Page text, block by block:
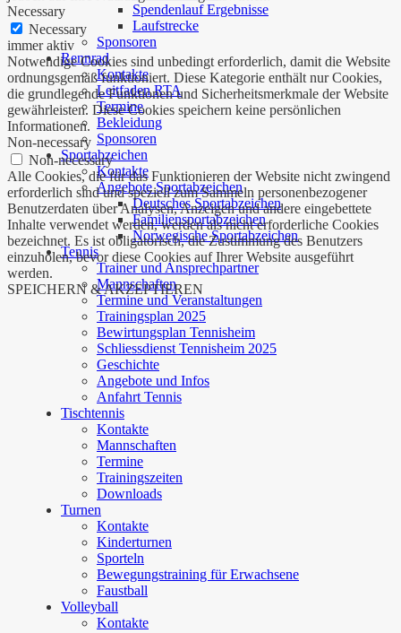
Spendenlauf Ergebnisse
Laufstrecke
Sponsoren
Rennrad
Kontakte
Leitfaden RTA
Termine
Bekleidung
Sponsoren
Sportabzeichen
Kontakte
Angebote Sportabzeichen
Deutsches Sportabzeichen
Familiensportabzeichen
Norwegische Sportabzeichen
Tennis
Trainer und Ansprechpartner
Mannschaften
Termine und Veranstaltungen
Trainingsplan 2025
Bewirtungsplan Tennisheim
Schliessdienst Tennisheim 2025
Geschichte
Angebote und Infos
Anfahrt Tennis
Tischtennis
Kontakte
Mannschaften
Termine
Trainingszeiten
Downloads
Turnen
Kontakte
Kinderturnen
Sporteln
Bewegungstraining für Erwachsene
Faustball
Volleyball
Kontakte
Necessary
Necessary
immer aktiv
Notwendige Cookies sind unbedingt erforderlich, damit die Website
ordnungsgemäß funktioniert. Diese Kategorie enthält nur Cookies,
die grundlegende Funktionen und Sicherheitsmerkmale der Website
gewährleisten. Diese Cookies speichern keine persönlichen
Informationen.
Non-necessary
Non-necessary
Alle Cookies, die für das Funktionieren der Website nicht zwingend
erforderlich sind und speziell zum Sammeln personenbezogener
Benutzerdaten über Analysen, Anzeigen und andere eingebettete
Inhalte verwendet werden, werden als nicht erforderliche Cookies
bezeichnet. Es ist obligatorisch, die Zustimmung des Benutzers
einzuholen, bevor diese Cookies auf Ihrer Website ausgeführt
werden.
SPEICHERN & AKZEPTIEREN